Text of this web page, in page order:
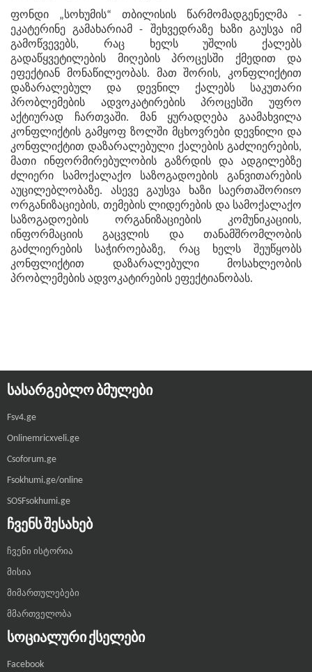
ფონდი „სოხუმის“ თბილისის წარმომადგენელმა -
ეკატერინე გამახარიამ - შეხვედრაზე ხაზი გაუსვა იმ
გამოწვევებს, რაც ხელს უშლის ქალებს
გადაწყვეტილების მიღების პროცესში ქმედით და
ეფექტიან მონაწილეობას. მათ შორის, კონფლიქტით
დაზარალებულ და დევნილ ქალებს საკუთარი
პრობლემების ადვოკატირების პროცესში უფრო
აქტიურად ჩართვაში. მან ყურადღება გაამახვილა
კონფლიქტის გამყოფ ზოლში მცხოვრები დევნილი და
კონფლიქტით დაზარალებული ქალების გაძლიერების,
მათი ინფორმირებულობის გაზრდის და ადგილებზე
ძლიერი სამოქალაქო საზოგადოების განვითარების
აუცილებლობაზე. ასევე გაუსვა ხაზი საერთაშორიsო
ორგანიზაციების, თემების ლიდერების და სამოქალაქო
საზოგადოების ორგანიზაციების კომუნიკაციის,
ინფორმაციის გაცვლის და თანამშრომლობის
გაძლიერების საჭიროებაზე, რაც ხელს შეუწყობს
კონფლიქტით დაზარალებული მოსახლეობის
პრობლემების ადვოკატირების ეფექტიანობას.
ᲡᲐᲡᲐᲠᲒᲔᲑᲚᲝ ᲑᲛᲣᲚᲔᲑᲘ
Fsv4.ge
Onlinemricxveli.ge
Csoforum.ge
Fsokhumi.ge/online
SOSFsokhumi.ge
ᲩᲕᲔᲜᲡ ᲨᲔᲡᲐᲮᲔᲑ
ჩვენი ისტორია
მისია
მიმართულებები
მმართველობა
ᲡᲝᲪᲘᲐᲚᲣᲠᲘ ᲥᲡᲔᲚᲔᲑᲘ
Facebook